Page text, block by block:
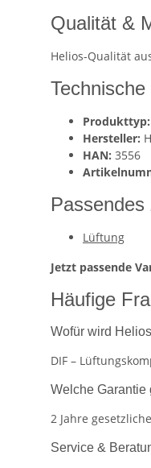
Qualität &
Helios-Qualität
Technische
Produkttyp:
Hersteller:
HAN: 3556
Lüftung
Jetzt passende
Häufige
Wofür wird
DIF –
Welche Garantie
2 Jahre
Service &